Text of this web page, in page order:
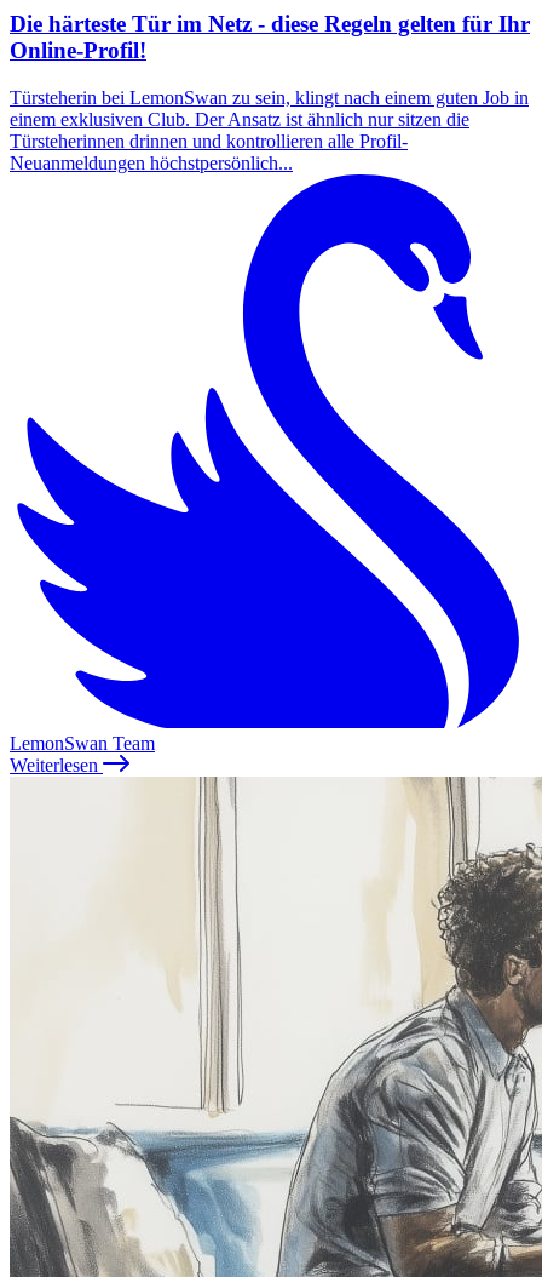
Die härteste Tür im Netz - diese Regeln gelten für Ihr
Online-Profil!
Türsteherin bei LemonSwan zu sein, klingt nach einem guten Job in
einem exklusiven Club. Der Ansatz ist ähnlich nur sitzen die
Türsteherinnen drinnen und kontrollieren alle Profil-
Neuanmeldungen höchstpersönlich...
LemonSwan Team
Weiterlesen